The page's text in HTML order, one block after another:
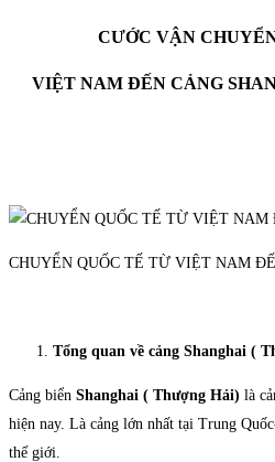
CƯỚC VẬN
VIỆT NAM ĐẾN CẢNG
CHUYỂN QUỐC TẾ TỪ VIỆT NAM
Tổng quan về cảng Shanghai (
Cảng biển Shanghai ( Thượng Hải) là
hiện nay. Là cảng lớn nhất tại Trung
thế giới.